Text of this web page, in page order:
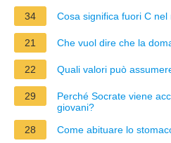
34 Cosa significa fuori C
21 Che vuol dire che la
22 Quali valori può
29
Perché Socrate viene
giovani?
28
Come abituare lo